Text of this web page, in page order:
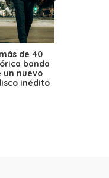
de 40
banda
un nuevo
inédito